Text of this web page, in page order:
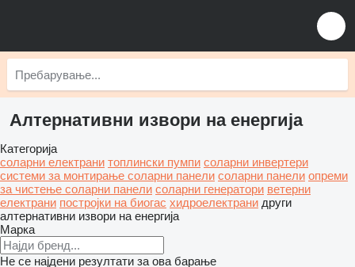
Алтернативни извори на енергија
Категорија
соларни електрани топлински пумпи соларни инвертери
системи за монтирање соларни панели соларни панели опреми
за чистење соларни панели соларни генератори ветерни
електрани постројки на биогас хидроелектрани други
алтернативни извори на енергија
Марка
Не се најдени резултати за ова барање